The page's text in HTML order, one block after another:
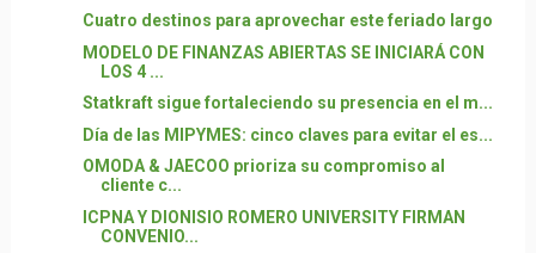
Cuatro destinos para aprovechar este feriado largo
MODELO DE FINANZAS ABIERTAS SE INICIARÁ CON
LOS 4 ...
Statkraft sigue fortaleciendo su presencia en el m...
Día de las MIPYMES: cinco claves para evitar el es...
OMODA & JAECOO prioriza su compromiso al
cliente c...
ICPNA Y DIONISIO ROMERO UNIVERSITY FIRMAN
CONVENIO...